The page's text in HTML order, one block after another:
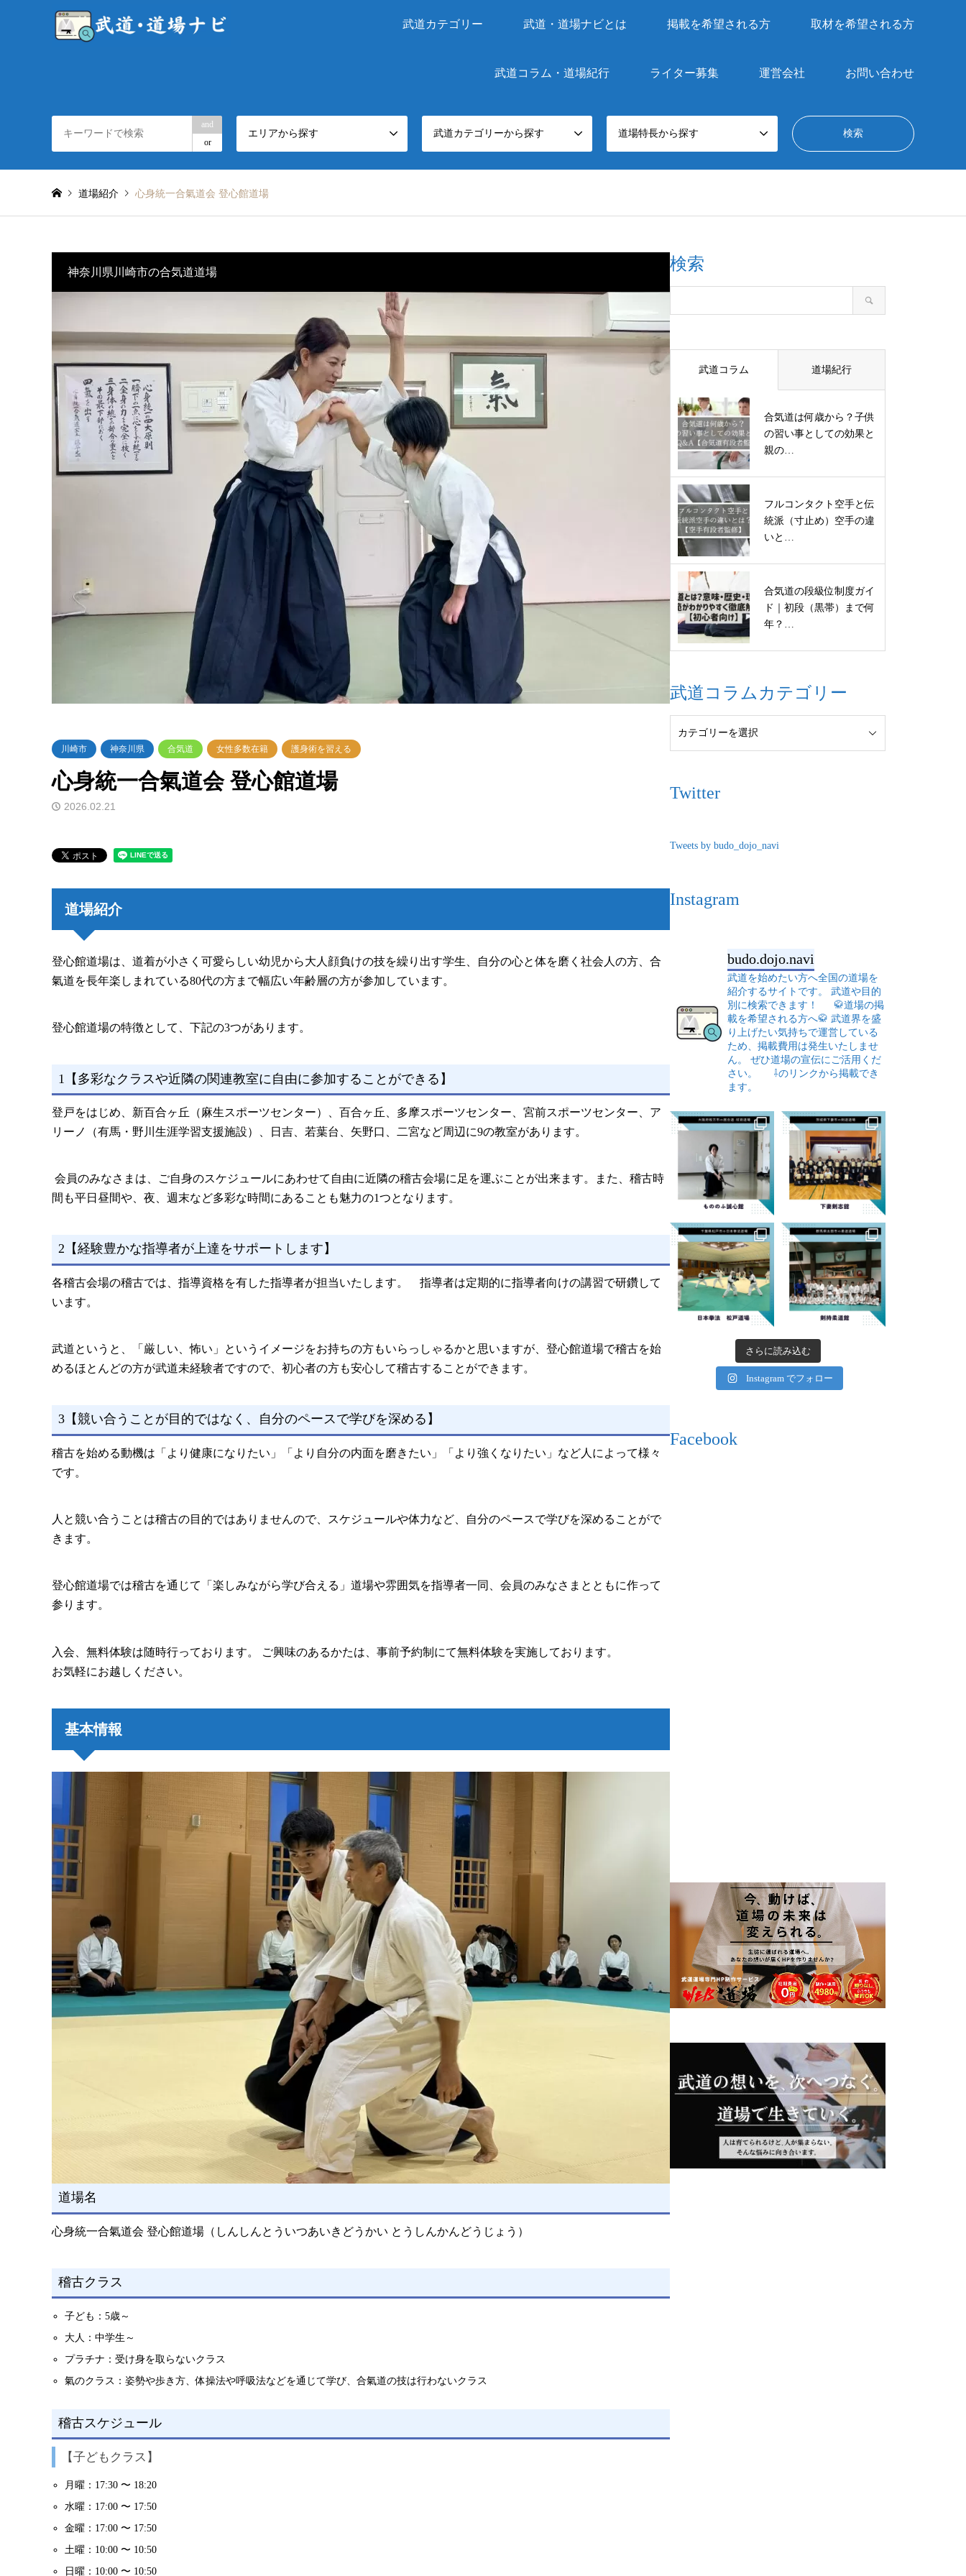
武道カテゴリー 武道・道場ナビとは 掲載を希望される方 取材を希望される方
武道コラム・道場紀行 ライター募集 運営会社 お問い合わせ
and
or
エリアから探す 武道カテゴリーから探す 道場特長から探す
道場紹介 心身統一合氣道会 登心館道場
神奈川県川崎市の合気道道場
川崎市 神奈川県 合気道 女性多数在籍 護身術を習える
心身統一合氣道会 登心館道場
2026.02.21
道場紹介
登心館道場は、道着が小さく可愛らしい幼児から大人顔負けの技を繰り出す学生、自分の心と体を磨く社会人の方、合
氣道を長年楽しまれている80代の方まで幅広い年齢層の方が参加しています。
登心館道場の特徴として、下記の3つがあります。
1【多彩なクラスや近隣の関連教室に自由に参加することができる】
登戸をはじめ、新百合ヶ丘（麻生スポーツセンター）、百合ヶ丘、多摩スポーツセンター、宮前スポーツセンター、ア
リーノ（有馬・野川生涯学習支援施設）、日吉、若葉台、矢野口、二宮など周辺に9の教室があります。
会員のみなさまは、ご自身のスケジュールにあわせて自由に近隣の稽古会場に足を運ぶことが出来ます。また、稽古時
間も平日昼間や、夜、週末など多彩な時間にあることも魅力の1つとなります。
2【経験豊かな指導者が上達をサポートします】
各稽古会場の稽古では、指導資格を有した指導者が担当いたします。 指導者は定期的に指導者向けの講習で研鑽して
います。
武道というと、「厳しい、怖い」というイメージをお持ちの方もいらっしゃるかと思いますが、登心館道場で稽古を始
めるほとんどの方が武道未経験者ですので、初心者の方も安心して稽古することができます。
3【競い合うことが目的ではなく、自分のペースで学びを深める】
稽古を始める動機は「より健康になりたい」「より自分の内面を磨きたい」「より強くなりたい」など人によって様々
です。
人と競い合うことは稽古の目的ではありませんので、スケジュールや体力など、自分のペースで学びを深めることがで
きます。
登心館道場では稽古を通じて「楽しみながら学び合える」道場や雰囲気を指導者一同、会員のみなさまとともに作って
参ります。
入会、無料体験は随時行っております。 ご興味のあるかたは、事前予約制にて無料体験を実施しております。
お気軽にお越しください。
基本情報
道場名
心身統一合氣道会 登心館道場（しんしんとういつあいきどうかい とうしんかんどうじょう）
稽古クラス
子ども：5歳～
大人：中学生～
プラチナ：受け身を取らないクラス
氣のクラス：姿勢や歩き方、体操法や呼吸法などを通じて学び、合氣道の技は行わないクラス
稽古スケジュール
【子どもクラス】
月曜：17:30 〜 18:20
水曜：17:00 〜 17:50
金曜：17:00 〜 17:50
土曜：10:00 〜 10:50
日曜：10:00 〜 10:50
検索
武道コラム 道場紀行
合気道は何歳から？子供
の習い事としての効果と
親の…
フルコンタクト空手と伝
統派（寸止め）空手の違
いと…
合気道の段級位制度ガイ
ド｜初段（黒帯）まで何
年？…
武道コラムカテゴリー
Twitter
Tweets by budo_dojo_navi
Instagram
budo.dojo.navi
武道を始めたい方へ全国の道場を
紹介するサイトです。
武道や目的
別に検索できます！
🥋道場の掲
載を希望される方へ🥋 武道界を盛
り上げたい気持ちで運営している
ため、掲載費用は発生いたしませ
ん。
ぜひ道場の宣伝にご活用くだ
さい。
⇩のリンクから掲載でき
ます。
さらに読み込む
Instagram でフォロー
Facebook